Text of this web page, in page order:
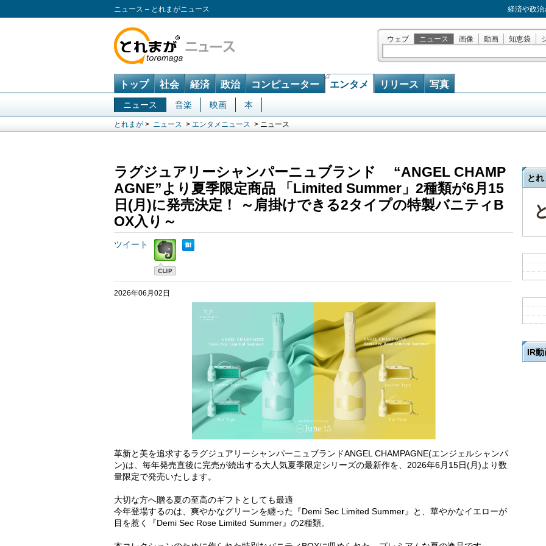
ニュース – とれまがニュース 経済や政
ウェブ ニュース 画像 動画 知恵袋
トップ 社会 経済 政治 コンピューター エンタメ リリース 写真
ニュース 音楽 映画 本
とれまが > ニュース > エンタメニュース > ニュース
ラグジュアリーシャンパーニュブランド “ANGEL CHAMP
AGNE”より夏季限定商品 「Limited Summer」2種類が6月15
日(月)に発売決定！ ～肩掛けできる2タイプの特製バニティB
OX入り～
ツイート
2026年06月02日
革新と美を追求するラグジュアリーシャンパーニュブランドANGEL CHAMPAGNE(エンジェルシャンパ
ン)は、毎年発売直後に完売が続出する大人気夏季限定シリーズの最新作を、2026年6月15日(月)より数
量限定で発売いたします。
大切な方へ贈る夏の至高のギフトとしても最適
今年登場するのは、爽やかなグリーンを纏った『Demi Sec Limited Summer』と、華やかなイエローが
目を惹く『Demi Sec Rose Limited Summer』の2種類。
とれ
IR動